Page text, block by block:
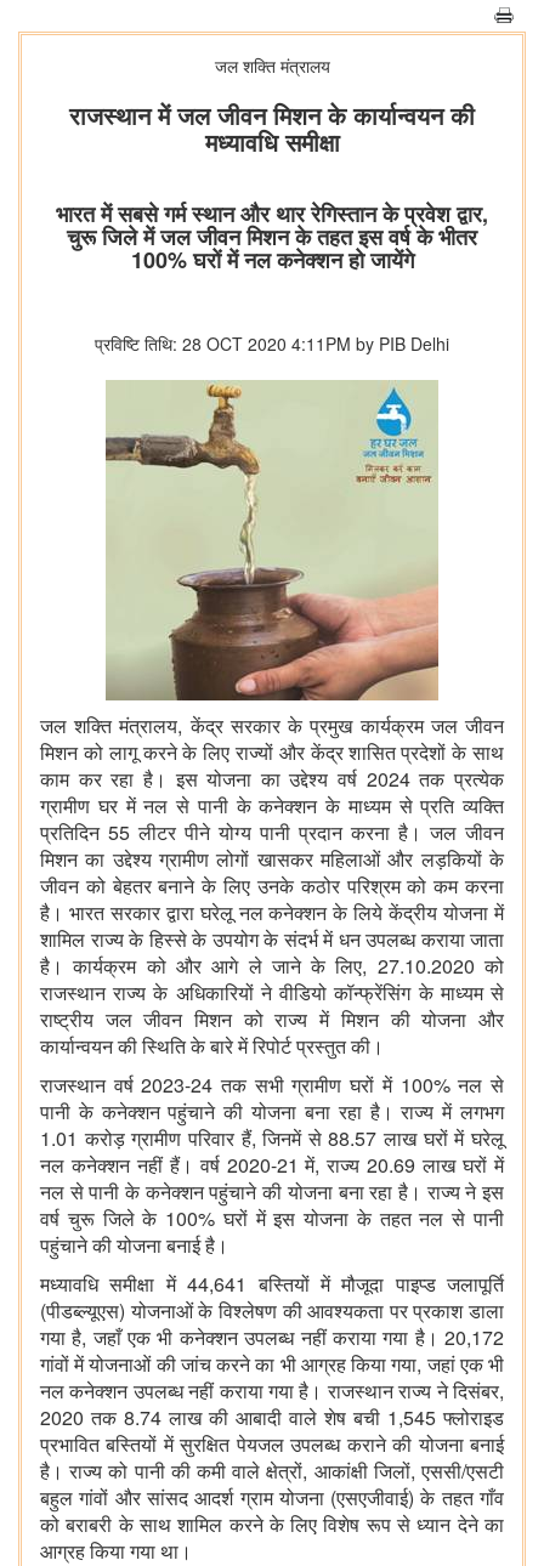
जल शक्ति मंत्रालय
राजस्थान में जल जीवन मिशन के कार्यान्वयन की
मध्यावधि समीक्षा
भारत में सबसे गर्म स्थान और थार रेगिस्तान के प्रवेश द्वार,
चुरू जिले में जल जीवन मिशन के तहत इस वर्ष के भीतर
100% घरों में नल कनेक्शन हो जायेंगे
प्रविष्टि तिथि: 28 OCT 2020 4:11PM by PIB Delhi
जल शक्ति मंत्रालय, केंद्र सरकार के प्रमुख कार्यक्रम जल जीवन
मिशन को लागू करने के लिए राज्यों और केंद्र शासित प्रदेशों के साथ
काम कर रहा है। इस योजना का उद्देश्य वर्ष 2024 तक प्रत्येक
ग्रामीण घर में नल से पानी के कनेक्शन के माध्यम से प्रति व्यक्ति
प्रतिदिन 55 लीटर पीने योग्य पानी प्रदान करना है। जल जीवन
मिशन का उद्देश्य ग्रामीण लोगों खासकर महिलाओं और लड़कियों के
जीवन को बेहतर बनाने के लिए उनके कठोर परिश्रम को कम करना
है। भारत सरकार द्वारा घरेलू नल कनेक्शन के लिये केंद्रीय योजना में
शामिल राज्य के हिस्से के उपयोग के संदर्भ में धन उपलब्ध कराया जाता
है। कार्यक्रम को और आगे ले जाने के लिए, 27.10.2020 को
राजस्थान राज्य के अधिकारियों ने वीडियो कॉन्फ्रेंसिंग के माध्यम से
राष्ट्रीय जल जीवन मिशन को राज्य में मिशन की योजना और
कार्यान्वयन की स्थिति के बारे में रिपोर्ट प्रस्तुत की।
राजस्थान वर्ष 2023-24 तक सभी ग्रामीण घरों में 100% नल से
पानी के कनेक्शन पहुंचाने की योजना बना रहा है। राज्य में लगभग
1.01 करोड़ ग्रामीण परिवार हैं, जिनमें से 88.57 लाख घरों में घरेलू
नल कनेक्शन नहीं हैं। वर्ष 2020-21 में, राज्य 20.69 लाख घरों में
नल से पानी के कनेक्शन पहुंचाने की योजना बना रहा है। राज्य ने इस
वर्ष चुरू जिले के 100% घरों में इस योजना के तहत नल से पानी
पहुंचाने की योजना बनाई है।
मध्यावधि समीक्षा में 44,641 बस्तियों में मौजूदा पाइप्ड जलापूर्ति
(पीडब्ल्यूएस) योजनाओं के विश्लेषण की आवश्यकता पर प्रकाश डाला
गया है, जहाँ एक भी कनेक्शन उपलब्ध नहीं कराया गया है। 20,172
गांवों में योजनाओं की जांच करने का भी आग्रह किया गया, जहां एक भी
नल कनेक्शन उपलब्ध नहीं कराया गया है। राजस्थान राज्य ने दिसंबर,
2020 तक 8.74 लाख की आबादी वाले शेष बची 1,545 फ्लोराइड
प्रभावित बस्तियों में सुरक्षित पेयजल उपलब्ध कराने की योजना बनाई
है। राज्य को पानी की कमी वाले क्षेत्रों, आकांक्षी जिलों, एससी/एसटी
बहुल गांवों और सांसद आदर्श ग्राम योजना (एसएजीवाई) के तहत गाँव
को बराबरी के साथ शामिल करने के लिए विशेष रूप से ध्यान देने का
आग्रह किया गया था।